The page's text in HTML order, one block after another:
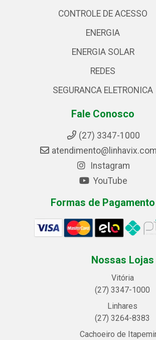
CONTROLE DE ACESSO
ENERGIA
ENERGIA SOLAR
REDES
SEGURANCA ELETRONICA
Fale Conosco
(27) 3347-1000
Instagram
YouTube
Formas de Pagamento
Nossas Lojas
Vitória
(27) 3347-1000
Linhares
(27) 3264-8383
Cachoeiro de